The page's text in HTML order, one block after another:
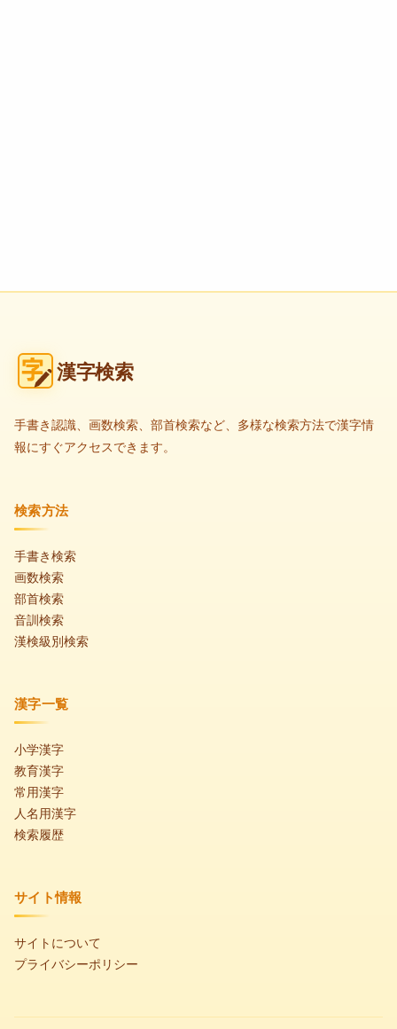
漢字検索
手書き認識、画数検索、部首検索など、多様な検索方法で漢字情
報にすぐアクセスできます。
検索方法
手書き検索
画数検索
部首検索
音訓検索
漢検級別検索
漢字一覧
小学漢字
教育漢字
常用漢字
人名用漢字
検索履歴
サイト情報
サイトについて
プライバシーポリシー